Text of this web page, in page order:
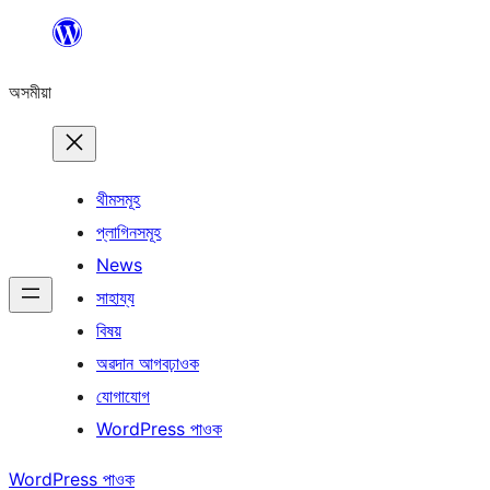
বিষয়বস্তুলৈ
অসমীয়া
থীমসমূহ
প্লাগিনসমূহ
News
সাহায্য
বিষয়
অৱদান আগবঢ়াওক
যোগাযোগ
WordPress পাওক
WordPress পাওক